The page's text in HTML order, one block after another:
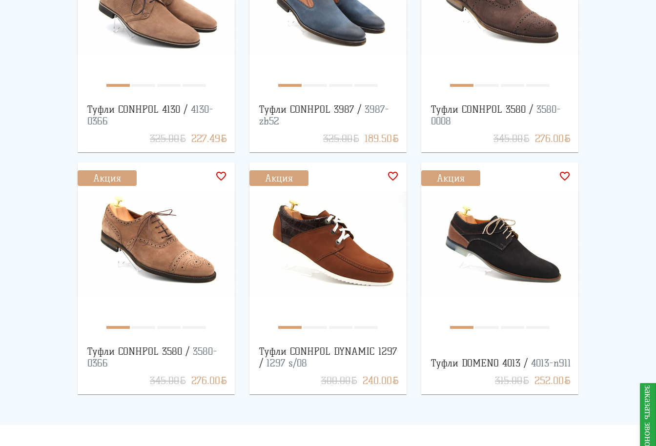
Туфли CONHPOL 4130 / 4130-
0366
325.00BYN 227.49BYN
Туфли CONHPOL 3987 / 3987-
zb52
325.00BYN 189.50BYN
Туфли CONHPOL 3580 / 3580-
0008
345.00BYN 276.00BYN
Акция favorite_border
Туфли CONHPOL 3580 / 3580-
0366
345.00BYN 276.00BYN
Акция favorite_border
Туфли CONHPOL DYNAMIC 1297
/ 1297 s/08
300.00BYN 240.00BYN
Акция favorite_border
Туфли DOMENO 4013 / 4013-n911
315.00BYN 252.00BYN
заказать звонок